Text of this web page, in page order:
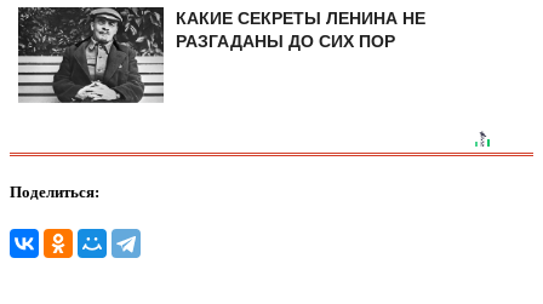
КАКИЕ СЕКРЕТЫ ЛЕНИНА НЕ
РАЗГАДАНЫ ДО СИХ ПОР
Поделиться: